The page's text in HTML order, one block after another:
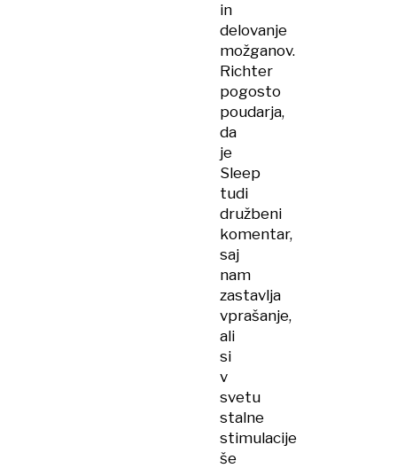
in
delovanje
možganov.
Richter
pogosto
poudarja,
da
je
Sleep
tudi
družbeni
komentar,
saj
nam
zastavlja
vprašanje,
ali
si
v
svetu
stalne
stimulacije
še